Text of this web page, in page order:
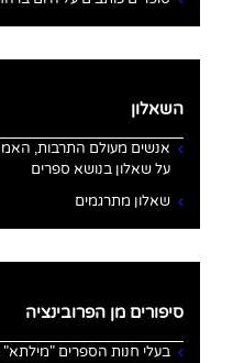
השאלון
אנשים מעולם התרבות,
על שאלון בנושא ספרים
שאלון מתרגמים
סיפורים מן הפרובינציה
בעלי חנות הספרים